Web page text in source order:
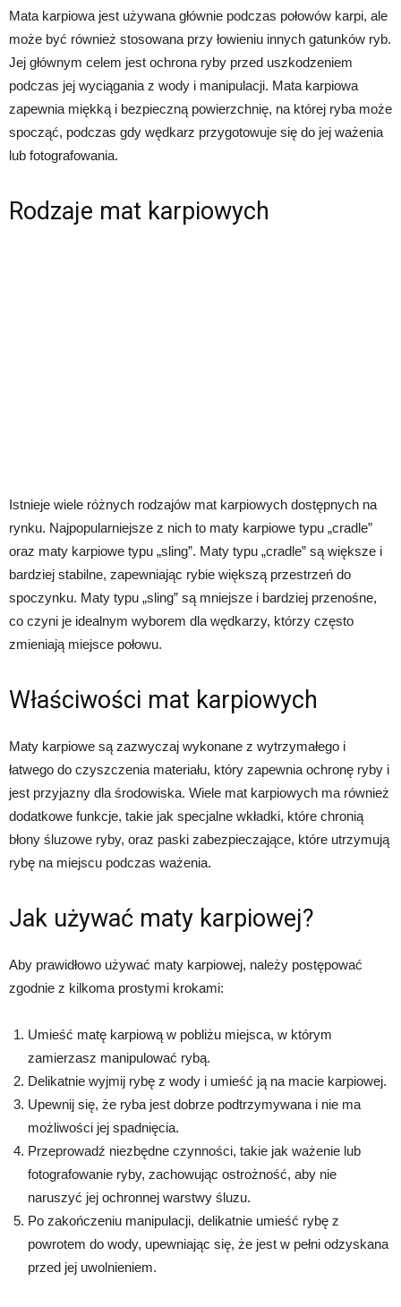
Mata karpiowa jest używana głównie podczas połowów karpi, ale
może być również stosowana przy łowieniu innych gatunków ryb.
Jej głównym celem jest ochrona ryby przed uszkodzeniem
podczas jej wyciągania z wody i manipulacji. Mata karpiowa
zapewnia miękką i bezpieczną powierzchnię, na której ryba może
spocząć, podczas gdy wędkarz przygotowuje się do jej ważenia
lub fotografowania.
Rodzaje mat karpiowych
Istnieje wiele różnych rodzajów mat karpiowych dostępnych na
rynku. Najpopularniejsze z nich to maty karpiowe typu „cradle”
oraz maty karpiowe typu „sling”. Maty typu „cradle” są większe i
bardziej stabilne, zapewniając rybie większą przestrzeń do
spoczynku. Maty typu „sling” są mniejsze i bardziej przenośne,
co czyni je idealnym wyborem dla wędkarzy, którzy często
zmieniają miejsce połowu.
Właściwości mat karpiowych
Maty karpiowe są zazwyczaj wykonane z wytrzymałego i
łatwego do czyszczenia materiału, który zapewnia ochronę ryby i
jest przyjazny dla środowiska. Wiele mat karpiowych ma również
dodatkowe funkcje, takie jak specjalne wkładki, które chronią
błony śluzowe ryby, oraz paski zabezpieczające, które utrzymują
rybę na miejscu podczas ważenia.
Jak używać maty karpiowej?
Aby prawidłowo używać maty karpiowej, należy postępować
zgodnie z kilkoma prostymi krokami:
Umieść matę karpiową w pobliżu miejsca, w którym
zamierzasz manipulować rybą.
Delikatnie wyjmij rybę z wody i umieść ją na macie karpiowej.
Upewnij się, że ryba jest dobrze podtrzymywana i nie ma
możliwości jej spadnięcia.
Przeprowadź niezbędne czynności, takie jak ważenie lub
fotografowanie ryby, zachowując ostrożność, aby nie
naruszyć jej ochronnej warstwy śluzu.
Po zakończeniu manipulacji, delikatnie umieść rybę z
powrotem do wody, upewniając się, że jest w pełni odzyskana
przed jej uwolnieniem.